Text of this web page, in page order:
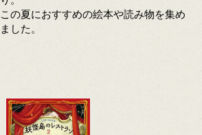
この夏におすすめの絵本や読み物を集め
ました。